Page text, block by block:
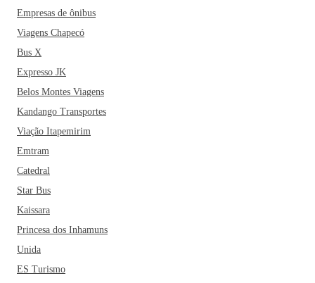
Empresas de ônibus
Viagens Chapecó
Bus X
Expresso JK
Belos Montes Viagens
Kandango Transportes
Viação Itapemirim
Emtram
Catedral
Star Bus
Kaissara
Princesa dos Inhamuns
Unida
ES Turismo